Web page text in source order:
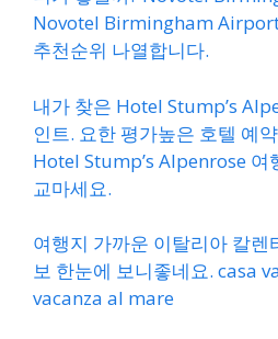
Novotel Birmingham
추천순위 나열합니다.
내가 찾은 Hotel Stump’s
인트. 요한 평가높은 호텔 예
Hotel Stump’s Alpenrose 여
교마세요.
여행지 가까운 이탈리아 칼렌
보 한눈에 보니좋네요. casa
vacanza al mare